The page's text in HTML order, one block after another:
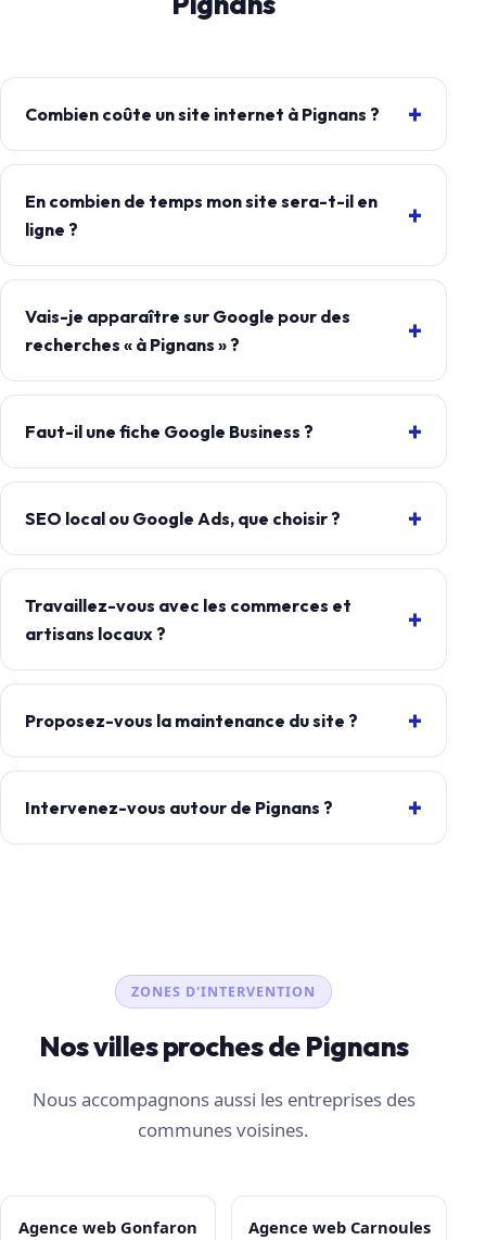
Combien coûte un site internet à Pignans ?
En combien de temps mon site sera-t-il en
ligne ?
Vais-je apparaître sur Google pour des
recherches « à Pignans » ?
Faut-il une fiche Google Business ?
SEO local ou Google Ads, que choisir ?
Travaillez-vous avec les commerces et
artisans locaux ?
Proposez-vous la maintenance du site ?
Intervenez-vous autour de Pignans ?
ZONES D'INTERVENTION
Nos villes proches de Pignans
Nous accompagnons aussi les entreprises des
communes voisines.
Agence web Gonfaron Agence web Carnoules